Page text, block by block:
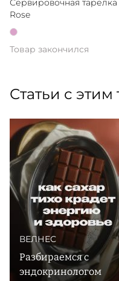
Сервировочная тарелка
Rose
Товар закончился
Статьи с этим
ВЕЛНЕС
Разбираемся с
эндокринологом